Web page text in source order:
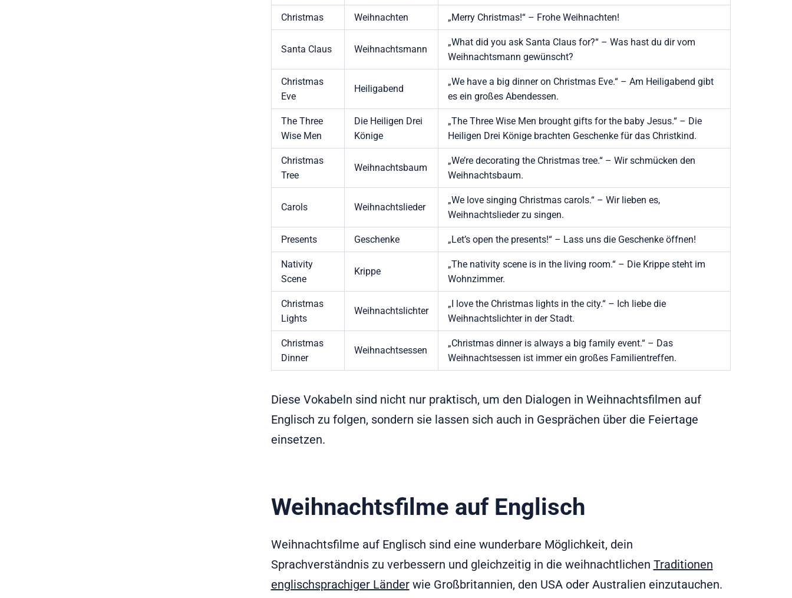
Christmas Weihnachten „Merry Christmas!“ – Frohe Weihnachten!
Santa Claus Weihnachtsmann
„What did you ask Santa Claus for?“ – Was hast du dir vom
Weihnachtsmann gewünscht?
Christmas
Eve
Heiligabend
„We have a big dinner on Christmas Eve.“ – Am Heiligabend gibt
es ein großes Abendessen.
The Three
Wise Men
Die Heiligen Drei
Könige
„The Three Wise Men brought gifts for the baby Jesus.“ – Die
Heiligen Drei Könige brachten Geschenke für das Christkind.
Christmas
Tree
Weihnachtsbaum
„We’re decorating the Christmas tree.“ – Wir schmücken den
Weihnachtsbaum.
Carols Weihnachtslieder
„We love singing Christmas carols.“ – Wir lieben es,
Weihnachtslieder zu singen.
Presents Geschenke „Let’s open the presents!“ – Lass uns die Geschenke öffnen!
Nativity
Scene
Krippe
„The nativity scene is in the living room.“ – Die Krippe steht im
Wohnzimmer.
Christmas
Lights
Weihnachtslichter
„I love the Christmas lights in the city.“ – Ich liebe die
Weihnachtslichter in der Stadt.
Christmas
Dinner
Weihnachtsessen
„Christmas dinner is always a big family event.“ – Das
Weihnachtsessen ist immer ein großes Familientreffen.
Diese Vokabeln sind nicht nur praktisch, um den Dialogen in Weihnachtsfilmen auf
Englisch zu folgen, sondern sie lassen sich auch in Gesprächen über die Feiertage
einsetzen.
Weihnachtsfilme auf Englisch
Weihnachtsfilme auf Englisch sind eine wunderbare Möglichkeit, dein
Sprachverständnis zu verbessern und gleichzeitig in die weihnachtlichen Traditionen
englischsprachiger Länderwie Großbritannien, den USA oder Australien einzutauchen.